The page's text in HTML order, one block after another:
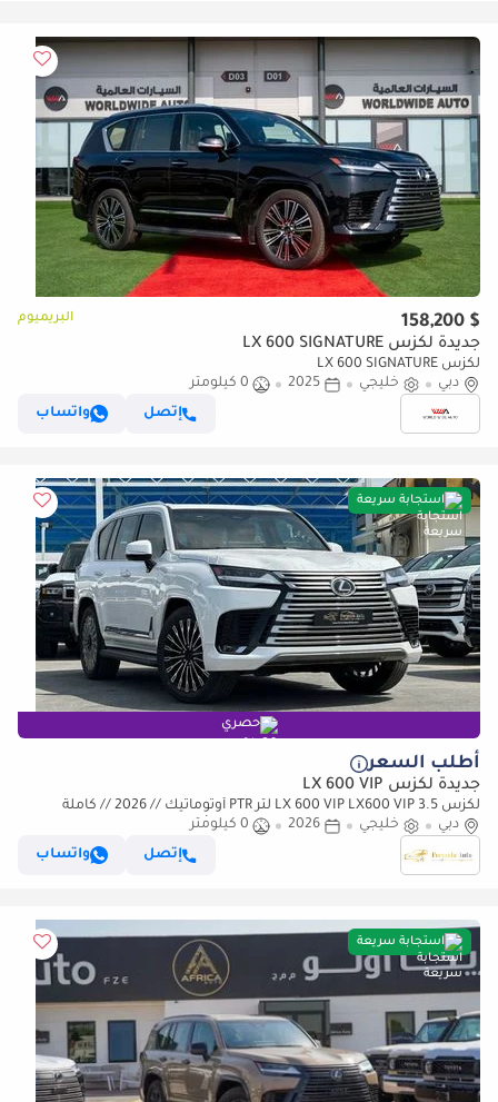
$ 158,200 البريميوم
جديدة لكزس LX 600 SIGNATURE
لكزس LX 600 SIGNATURE
دبي
خليجي 2025
0 كيلومتر
إتصل
واتساب
استجابة سريعة
حصري
أطلب السعر
جديدة لكزس LX 600 VIP
لكزس LX 600 VIP LX600 VIP 3.5 لتر PTR أوتوماتيك // 2026 // كاملة
المواصفات: مقاعد VIP، رادار وشاشة عرض رأسية، كاميرا
دبي خليجي 2026
0 كيلومتر
إتصل
واتساب
استجابة سريعة